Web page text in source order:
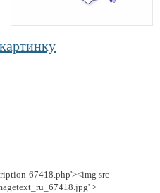
67418.php'><img src =
>